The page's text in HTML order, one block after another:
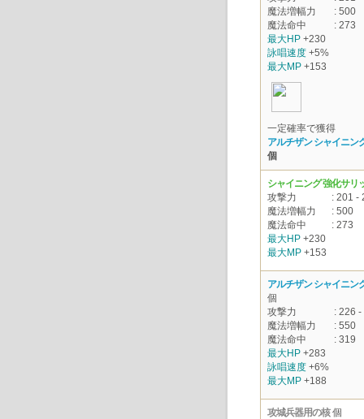
魔法増幅力
: 500
魔法命中
: 273
最大HP +230
詠唱速度 +5%
最大MP +153
一定確率で獲得
アルチザン シャイニン
個
シャイニング 強化サリ
攻撃力
: 201 -
魔法増幅力
: 500
魔法命中
: 273
最大HP +230
最大MP +153
アルチザン シャイニン
個
攻撃力
: 226
魔法増幅力
: 550
魔法命中
: 319
最大HP +283
詠唱速度 +6%
最大MP +188
攻城兵器用の核個